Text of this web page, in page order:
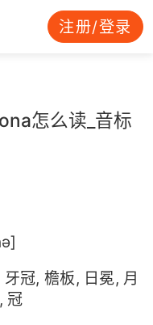
注册/登录
怎么读_音标
冠, 檐板, 日冕, 月
冠